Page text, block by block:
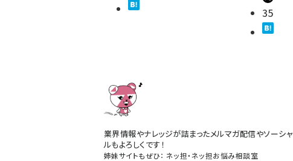
35
業界情報やナレッジが詰まったメルマガ配信やソーシャ
ルもよろしくです！
姉妹サイトもぜひ： ネッ担・ネッ担お悩み相談室